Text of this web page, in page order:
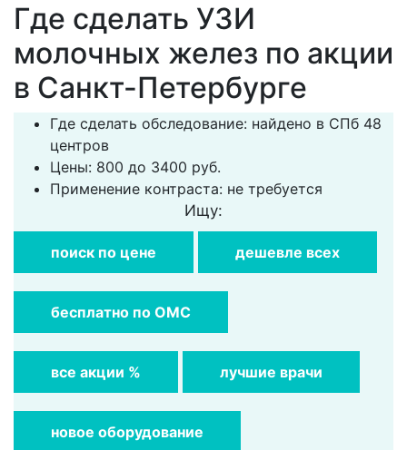
Где сделать УЗИ
молочных желез по акции
в Санкт-Петербурге
Где сделать обследование: найдено в СПб 48
центров
Цены: 800 до 3400 руб.
Применение контраста: не требуется
Ищу:
поиск по цене дешевле всех
бесплатно по ОМС
все акции % лучшие врачи
новое оборудование